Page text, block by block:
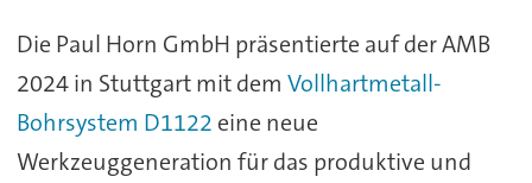
Die Paul Horn GmbH präsentierte auf der AMB
2024 in Stuttgart mit dem Vollhartmetall-
Bohrsystem D1122 eine neue
Werkzeuggeneration für das produktive und